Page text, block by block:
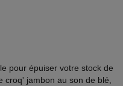
pour épuiser votre stock de
croq' jambon au son de blé,